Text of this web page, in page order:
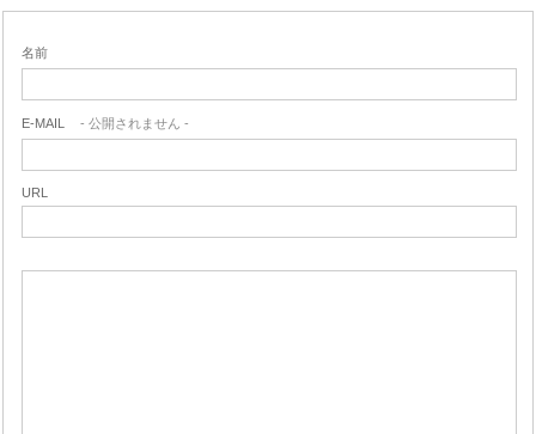
名前
E-MAIL - 公開されません -
URL